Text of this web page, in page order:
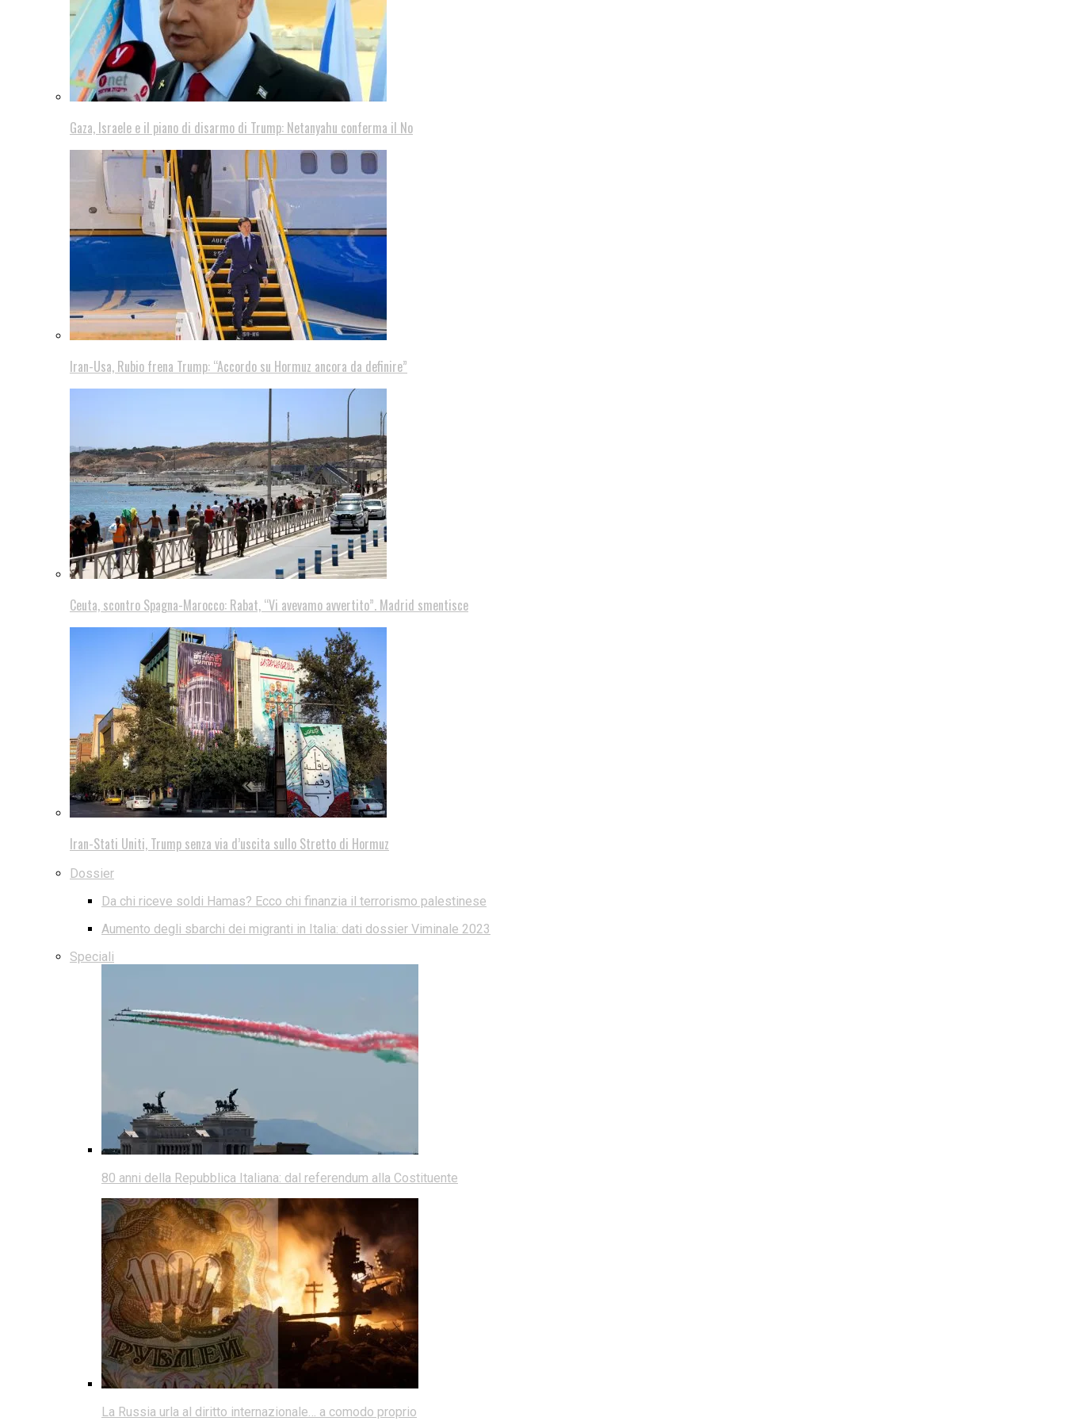
Gaza, Israele e il piano di disarmo di Trump: Netanyahu conferma il No
Iran-Usa, Rubio frena Trump: “Accordo su Hormuz ancora da definire”
Ceuta, scontro Spagna-Marocco: Rabat, “Vi avevamo avvertito”. Madrid smentisce
Iran-Stati Uniti, Trump senza via d’uscita sullo Stretto di Hormuz
Dossier
Da chi riceve soldi Hamas? Ecco chi finanzia il terrorismo palestinese
Aumento degli sbarchi dei migranti in Italia: dati dossier Viminale 2023
Speciali
80 anni della Repubblica Italiana: dal referendum alla Costituente
La Russia urla al diritto internazionale… a comodo proprio